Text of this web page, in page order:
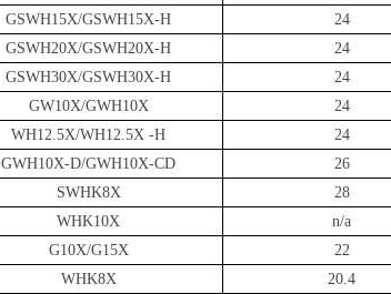
GSWH15X/GSWH15X-H
24
GSWH20X/GSWH20X-H
24
GSWH30X/GSWH30X-H
24
GW10X/GWH10X
24
WH12.5X/WH12.5X -H
24
GWH10X-D/GWH10X-CD
26
SWHK8X
28
WHK10X
n/a
G10X/G15X
22
WHK8X
20.4